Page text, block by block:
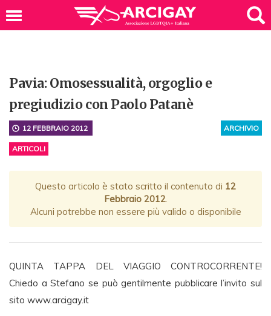
Pavia: Omosessualità, orgoglio e
pregiudizio con Paolo Patanè
ARCHIVIO
12 FEBBRAIO 2012
ARTICOLI
Questo articolo è stato scritto il contenuto di 12
Febbraio 2012.
Alcuni potrebbe non essere più valido o disponibile
QUINTA TAPPA DEL VIAGGIO CONTROCORRENTE!
Chiedo a Stefano se può gentilmente pubblicare l’invito sul
sito www.arcigay.it